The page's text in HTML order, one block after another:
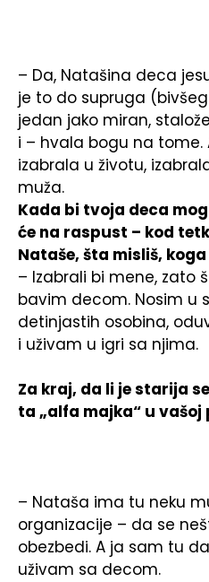
– Da, Natašina deca
je to do supruga
jedan jako miran,
i – hvala bogu na tome.
izabrala u životu,
muža.
Kada bi tvoja deca
će na raspust – kod
Nataše, šta misliš,
– Izabrali bi mene, zato
bavim decom. Nosim u
detinjastih osobina,
i uživam u igri sa njima.
Za kraj, da li je starija
ta „alfa majka“ u vašoj
– Nataša ima tu neku
organizacije – da se
obezbedi. A ja sam tu
uživam sa decom.